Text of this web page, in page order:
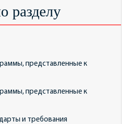
разделу
представленные к
представленные к
и требования